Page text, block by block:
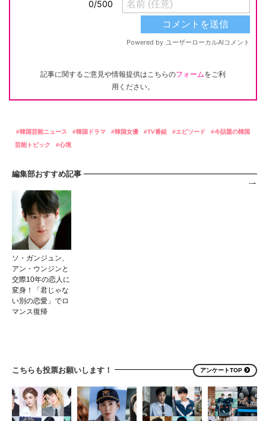
記事に関するご意見や情報提供はこちらのフォームをご利
用ください。
韓国芸能ニュース 韓国ドラマ 韓国女優 TV番組 エピソード
今話題の韓国
芸能トピック
心境
編集部おすすめ記事
ソ・ガンジュン、
アン・ウンジンと
交際10年の恋人に
変身！「君じゃな
い別の恋愛」でロ
マンス復帰
こちらも投票お願いします！ アンケートTOP